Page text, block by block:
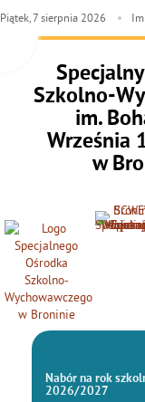
Szkolno-
im.
Września
w
Piątek, 7 sierpnia 2026
Nabór na rok
2026/2027